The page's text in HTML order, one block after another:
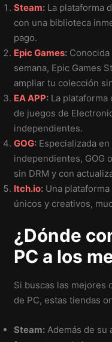
Steam: La plataforma
con una biblioteca
pago.
Epic Games:
semana, Epic Games
ampliar tu colección
EA APP: La plataforma
de juegos de
independientes.
GOG: Especializada
independientes, GOG
sin DRM y con
Itch.io: Una
únicos y creativos,
¿Dónde
PC a los
Si buscas las mejores
de PC, estas tiendas
Steam: Además de su